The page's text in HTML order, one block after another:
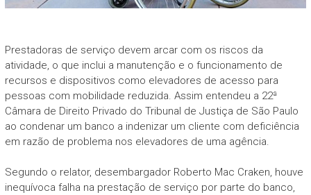
Prestadoras de serviço devem arcar com os riscos da
atividade, o que inclui a manutenção e o funcionamento de
recursos e dispositivos como elevadores de acesso para
pessoas com mobilidade reduzida. Assim entendeu a 22ª
Câmara de Direito Privado do Tribunal de Justiça de São Paulo
ao condenar um banco a indenizar um cliente com deficiência
em razão de problema nos elevadores de uma agência.
Segundo o relator, desembargador Roberto Mac Craken, houve
inequívoca falha na prestação de serviço por parte do banco,